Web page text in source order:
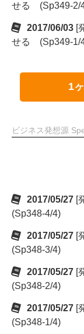
せる (Sp349-2/
2017/06/03 [
せる (Sp349-1/
1
ビジネス発想源
2017/05/27 [
(Sp348-4/4)
2017/05/27 [
(Sp348-3/4)
2017/05/27 [
(Sp348-2/4)
2017/05/27 [
(Sp348-1/4)